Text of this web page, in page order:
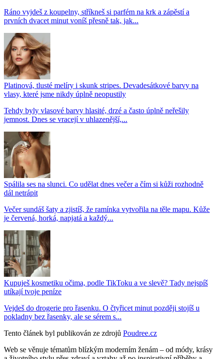
Ráno vyjdeš z koupelny, stříkneš si parfém na krk a zápěstí a
prvních dvacet minut voníš přesně tak, jak...
Platinová, tlusté melíry i skunk stripes. Devadesátkové barvy na
vlasy, které jsme nikdy úplně neopustily
Tehdy byly vlasové barvy hlasité, drzé a často úplně neřešily
jemnost. Dnes se vracejí v uhlazenější,...
Spálila ses na slunci. Co udělat dnes večer a čím si kůži rozhodně
dál netrápit
Večer sundáš šaty a zjistíš, že ramínka vytvořila na těle mapu. Kůže
je červená, horká, napjatá a každý...
Kupuješ kosmetiku očima, podle TikToku a ve slevě? Tady nejspíš
utíkají tvoje peníze
Vejdeš do drogerie pro řasenku. O čtyřicet minut později stojíš u
pokladny bez řasenky, ale se sérem s...
Tento článek byl publikován ze zdrojů Poudree.cz
Web se věnuje tématům blízkým moderním ženám – od módy, krásy